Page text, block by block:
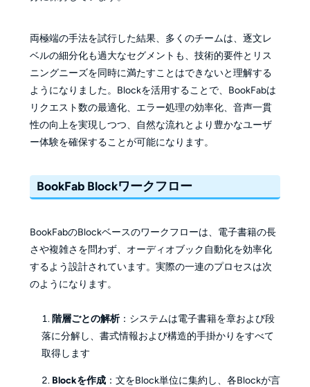
両極端の手法を試行した結果、多くのチームは、逐文レ
ベルの細分化も過大なセグメントも、技術的要件とリス
ニングニーズを同時に満たすことはできないと理解する
ようになりました。Blockを活用することで、BookFabは
リクエスト数の最適化、エラー処理の効率化、音声一貫
性の向上を実現しつつ、自然な流れとより豊かなユーザ
ー体験を確保することが可能になります。
BookFab Blockワークフロー
BookFabのBlockベースのワークフローは、電子書籍の長
さや複雑さを問わず、オーディオブック自動化を効率化
するよう設計されています。実際の一連のプロセスは次
のようになります。
階層ごとの解析：システムは電子書籍を章および段
落に分解し、書式情報および構造的手掛かりをすべて
取得します
Blockを作成 ：文をBlock単位に集約し、各Blockが言